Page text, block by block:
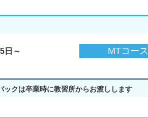
日～ MTコース
クは卒業時に教習所からお渡しします